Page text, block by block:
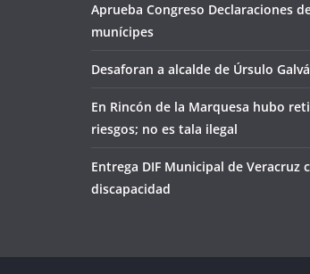
Aprueba Congreso Declaraciones
munícipes
Desaforan a alcalde de Úrsulo
En Rincón de la Marquesa hubo
riesgos; no es tala ilegal
Entrega DIF Municipal de Veracruz
discapacidad